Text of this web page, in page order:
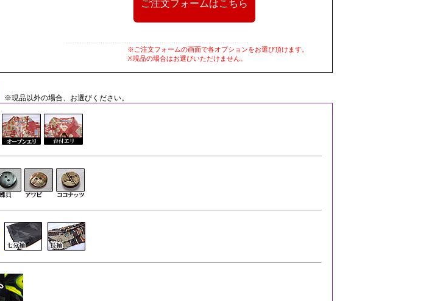
※ご注文フォームの画面で各オプションをお選び頂けます。
※現品の場合はお選びいただけません。
※現品以外の場合、お選びください。